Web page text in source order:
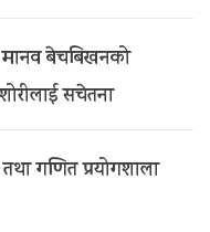
मानव बेचबिखनको
सचेतना
तथा गणित प्रयोगशाला